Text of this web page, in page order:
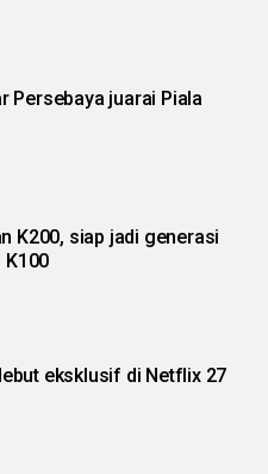
Persebaya juarai Piala
K200, siap jadi generasi
K100
eksklusif di Netflix 27